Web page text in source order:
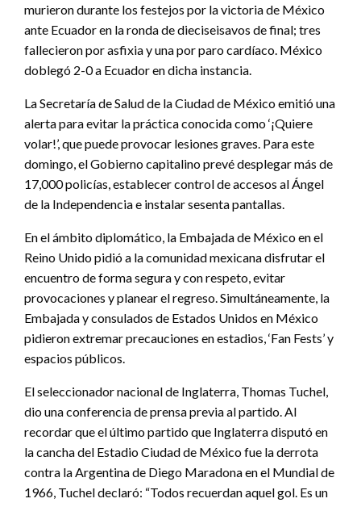
murieron durante los festejos por la victoria de México
ante Ecuador en la ronda de dieciseisavos de final; tres
fallecieron por asfixia y una por paro cardíaco. México
doblegó 2-0 a Ecuador en dicha instancia.
La Secretaría de Salud de la Ciudad de México emitió una
alerta para evitar la práctica conocida como ‘¡Quiere
volar!’, que puede provocar lesiones graves. Para este
domingo, el Gobierno capitalino prevé desplegar más de
17,000 policías, establecer control de accesos al Ángel
de la Independencia e instalar sesenta pantallas.
En el ámbito diplomático, la Embajada de México en el
Reino Unido pidió a la comunidad mexicana disfrutar el
encuentro de forma segura y con respeto, evitar
provocaciones y planear el regreso. Simultáneamente, la
Embajada y consulados de Estados Unidos en México
pidieron extremar precauciones en estadios, ‘Fan Fests’ y
espacios públicos.
El seleccionador nacional de Inglaterra, Thomas Tuchel,
dio una conferencia de prensa previa al partido. Al
recordar que el último partido que Inglaterra disputó en
la cancha del Estadio Ciudad de México fue la derrota
contra la Argentina de Diego Maradona en el Mundial de
1966, Tuchel declaró: “Todos recuerdan aquel gol. Es un